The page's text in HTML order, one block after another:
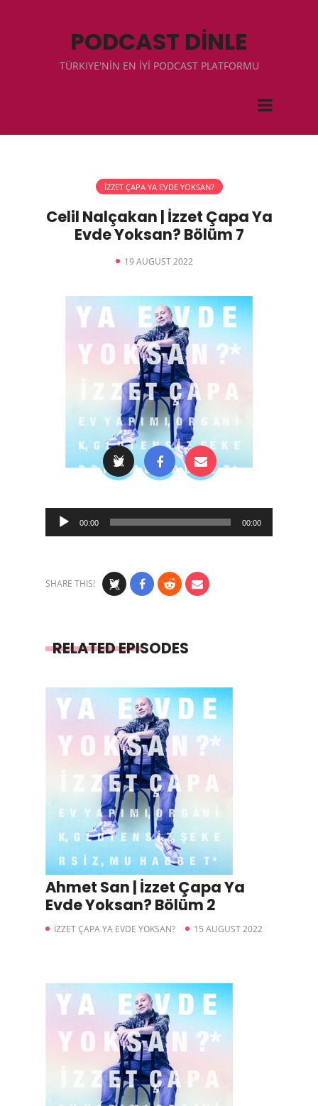
PODCAST DİNLE
TÜRKIYE'NİN EN İYİ PODCAST PLATFORMU
İZZET ÇAPA YA EVDE YOKSAN?
Celil Nalçakan | İzzet Çapa Ya
Evde Yoksan? Bölüm 7
19 AUGUST 2022
Audio
Player
00:00 00:00
SHARE THIS!
RELATED EPISODES
Ahmet San | İzzet Çapa Ya
Evde Yoksan? Bölüm 2
İZZET ÇAPA YA EVDE YOKSAN? 15 AUGUST 2022